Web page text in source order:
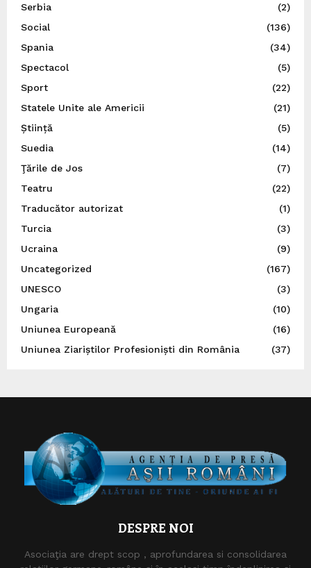
Serbia
(2)
Social
(136)
Spania
(34)
Spectacol
(5)
Sport
(22)
Statele Unite ale Americii
(21)
Știință
(5)
Suedia
(14)
Ţările de Jos
(7)
Teatru
(22)
Traducător autorizat
(1)
Turcia
(3)
Ucraina
(9)
Uncategorized
(167)
UNESCO
(3)
Ungaria
(10)
Uniunea Europeană
(16)
Uniunea Ziariștilor Profesioniști din România
(37)
DESPRE NOI
Asociaţia are drept scop , aprofundarea si consolidarea